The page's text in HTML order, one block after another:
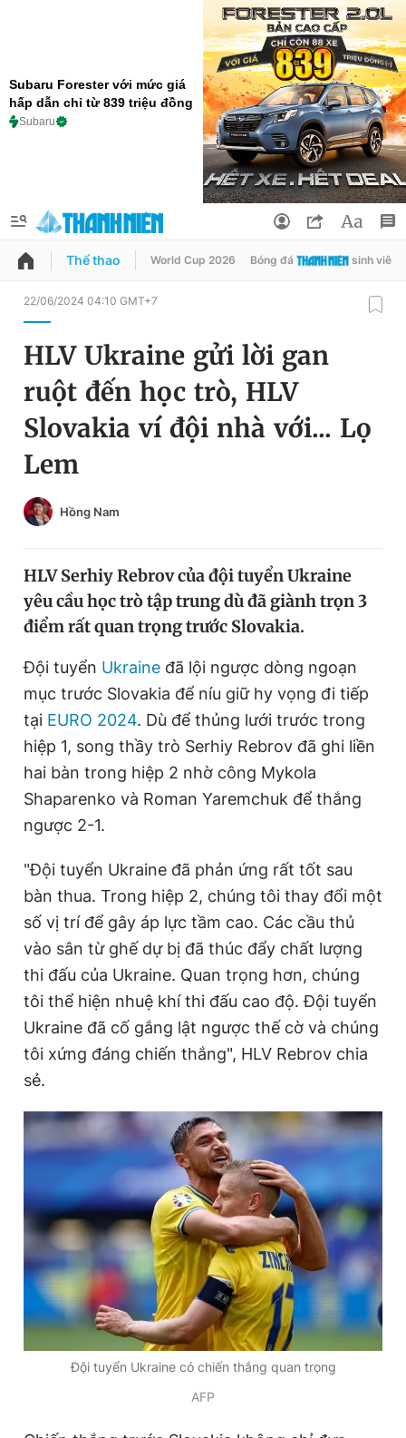
Subaru Forester với mức giá
hấp dẫn chỉ từ 839 triệu đồng
Subaru
QUẢNG CÁO ĐẶT BÁO
Chuyên mục
Chuyên mục khác
Chào ngày mới
Tin thị trường
Video Magazine
Tiện ích Bạn cần biết
Thông tin tòa soạn Liên hệ quảng cáo
Đọc Thanh Niên trên điện thoại
Theo dõi báo trên
Hotline
0906 645 777
Liên hệ quảng cáo
0908 780 404
Tổng biên tập: Nguyễn Ngọc Toàn
Phó tổng biên tập thường trực: Hải Thành
Phó tổng biên tập: Lâm Hiếu Dũng
Phó tổng biên tập: Trần Việt Hưng
Tổng thư ký tòa soạn: Đức Trung
Giấy phép xuất bản số 110/GP - BTTTT cấp ngày 24.3.2020
© 2003-2026 Bản quyền thuộc về Báo Thanh Niên. Cấm sao
chép dưới mọi hình thức nếu không có sự chấp thuận bằng văn
bản. Phát triển bởi ePi Technologies, JSC.
Đổi mật khẩu
Tin đã lưu
Thể thao World Cup 2026 Bóng đá sinh viên
22/06/2024 04:10 GMT+7
HLV Ukraine gửi lời gan
ruột đến học trò, HLV
Slovakia ví đội nhà với... Lọ
Lem
Hồng Nam
HLV Serhiy Rebrov của đội tuyển Ukraine
yêu cầu học trò tập trung dù đã giành trọn 3
điểm rất quan trọng trước Slovakia.
Đội tuyển Ukraine đã lội ngược dòng ngoạn
mục trước Slovakia để níu giữ hy vọng đi tiếp
tại EURO 2024. Dù để thủng lưới trước trong
hiệp 1, song thầy trò Serhiy Rebrov đã ghi liền
hai bàn trong hiệp 2 nhờ công Mykola
Shaparenko và Roman Yaremchuk để thắng
ngược 2-1.
"Đội tuyển Ukraine đã phản ứng rất tốt sau
bàn thua. Trong hiệp 2, chúng tôi thay đổi một
số vị trí để gây áp lực tầm cao. Các cầu thủ
vào sân từ ghế dự bị đã thúc đẩy chất lượng
thi đấu của Ukraine. Quan trọng hơn, chúng
tôi thể hiện nhuệ khí thi đấu cao độ. Đội tuyển
Ukraine đã cố gắng lật ngược thế cờ và chúng
tôi xứng đáng chiến thắng", HLV Rebrov chia
sẻ.
Đội tuyển Ukraine có chiến thắng quan trọng
AFP